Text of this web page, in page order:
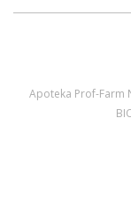
Apoteka Prof-Farm